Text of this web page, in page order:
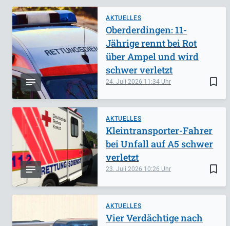
AKTUELLES
bookmark_border
24. Juli 2026 11:34
Oberderdingen: 11-
Jährige rennt bei Rot
über Ampel und wird
schwer verletzt
AKTUELLES
bookmark_border
23. Juli 2026 10:26
Kleintransporter-Fahrer
bei Unfall auf A5 schwer
verletzt
AKTUELLES
Vier Verdächtige nach